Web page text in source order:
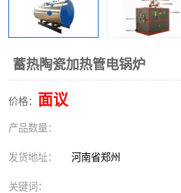
蓄热陶瓷加热管电锅炉
价格： 面议
产品数量：
发货地址： 河南省郑州
关键词：